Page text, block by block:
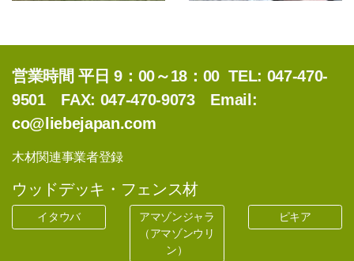
営業時間 平日 9：00～18：00 TEL: 047-470-
9501 FAX: 047-470-9073 Email:
co@liebejapan.com
木材関連事業者登録
ウッドデッキ・フェンス材
イタウバ
アマゾンジャラ
（アマゾンウリ
ン）
ピキア